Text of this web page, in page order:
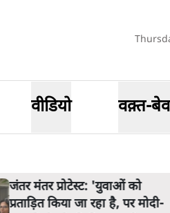
वीडियो वक़्त-
जंतर मंतर प्रोटेस्ट: 'युवाओं को
प्रताड़ित किया जा रहा है, पर मोदी-